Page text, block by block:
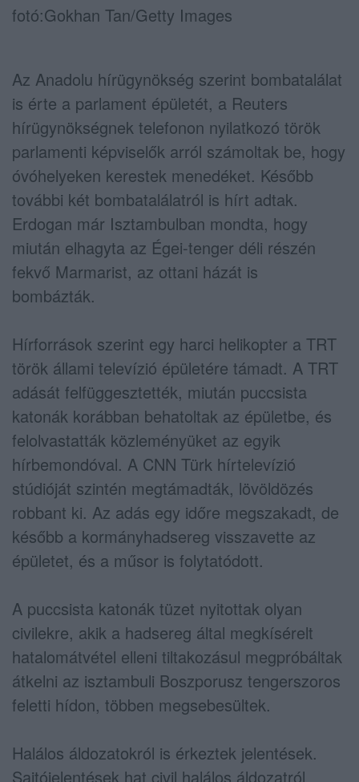
fotó:Gokhan Tan/Getty Images
Az Anadolu hírügynökség szerint bombatalálat
is érte a parlament épületét, a Reuters
hírügynökségnek telefonon nyilatkozó török
parlamenti képviselők arról számoltak be, hogy
óvóhelyeken kerestek menedéket. Később
további két bombatalálatról is hírt adtak.
Erdogan már Isztambulban mondta, hogy
miután elhagyta az Égei-tenger déli részén
fekvő Marmarist, az ottani házát is
bombázták.
Hírforrások szerint egy harci helikopter a TRT
török állami televízió épületére támadt. A TRT
adását felfüggesztették, miután puccsista
katonák korábban behatoltak az épületbe, és
felolvastatták közleményüket az egyik
hírbemondóval. A CNN Türk hírtelevízió
stúdióját szintén megtámadták, lövöldözés
robbant ki. Az adás egy időre megszakadt, de
később a kormányhadsereg visszavette az
épületet, és a műsor is folytatódott.
A puccsista katonák tüzet nyitottak olyan
civilekre, akik a hadsereg által megkísérelt
hatalomátvétel elleni tiltakozásul megpróbáltak
átkelni az isztambuli Boszporusz tengerszoros
feletti hídon, többen megsebesültek.
Halálos áldozatokról is érkeztek jelentések.
Sajtójelentések hat civil halálos áldozatról